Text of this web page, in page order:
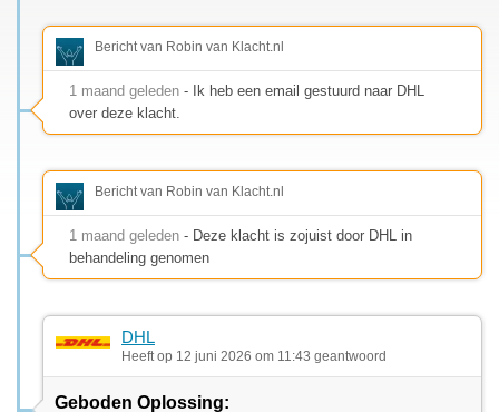
Bericht van Robin van Klacht.nl
1 maand geleden - Ik heb een email gestuurd naar DHL
over deze klacht.
Bericht van Robin van Klacht.nl
1 maand geleden - Deze klacht is zojuist door DHL in
behandeling genomen
DHL
Heeft op 12 juni 2026 om 11:43 geantwoord
Geboden Oplossing: